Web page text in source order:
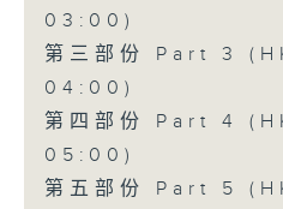
03:00)
第三部份 Part 3
04:00)
第四部份 Part 4
05:00)
第五部份 Part 5